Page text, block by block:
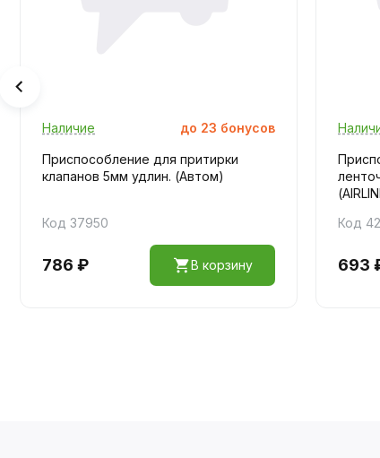
Наличие до 23 бонусов
Приспособление для притирки
клапанов 5мм удлин. (Автом)
Код 37950
786 ₽ В корзину
Код
693